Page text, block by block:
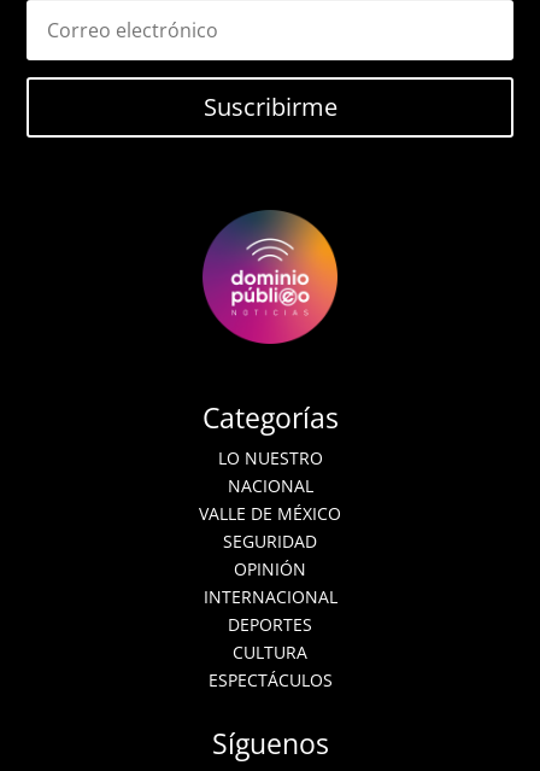
Suscribirme
Categorías
LO NUESTRO
NACIONAL
VALLE DE MÉXICO
SEGURIDAD
OPINIÓN
INTERNACIONAL
DEPORTES
CULTURA
ESPECTÁCULOS
Síguenos